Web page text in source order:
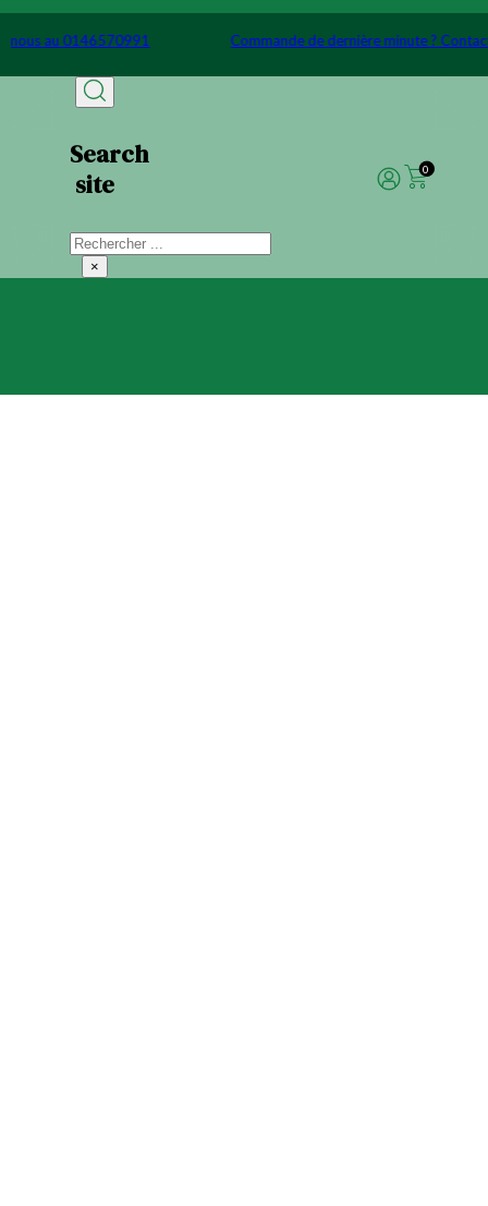
nous au 0146570991 Commande de dernière minute ?
Search
site
Rechercher
×
0